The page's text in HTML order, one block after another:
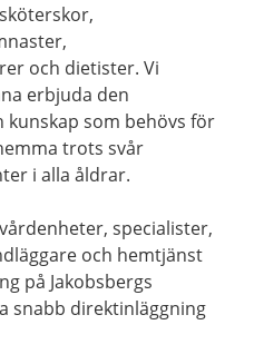
och dietister. Vi
erbjuda den
som behövs för
trots svår
i alla åldrar.
specialister,
och hemtjänst
på Jakobsbergs
snabb direktinläggning